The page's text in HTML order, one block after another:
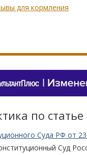
для кормления
по
Суда РФ от
Суд